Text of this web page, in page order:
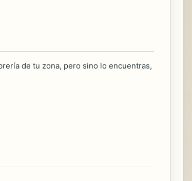
de tu zona, pero sino lo encuentras,